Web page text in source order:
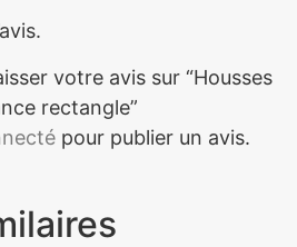
votre avis sur “Housses
rectangle”
pour publier un avis.